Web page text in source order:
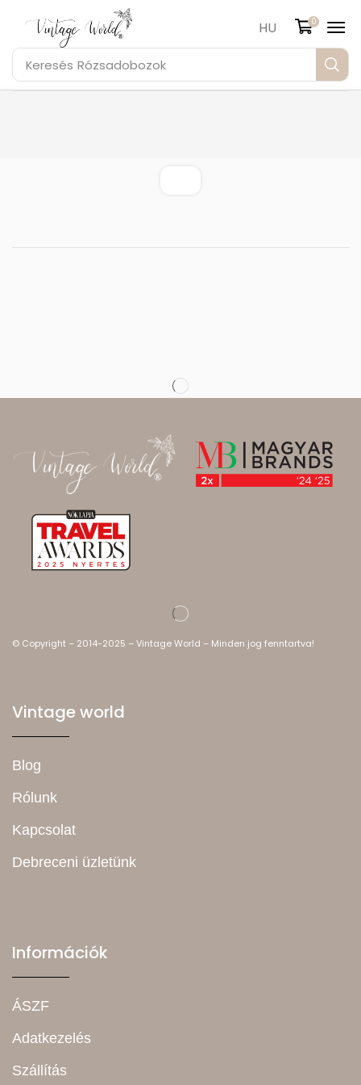
Keresés Rózsadobozok
HU 0
© Copyright – 2014-2025 – Vintage World – Minden jog fenntartva!
Vintage world
Blog
Rólunk
Kapcsolat
Debreceni üzletünk
Információk
ÁSZF
Adatkezelés
Szállítás